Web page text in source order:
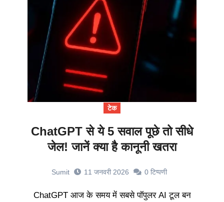
टेक
ChatGPT से ये 5 सवाल पूछे तो सीधे
जेल! जानें क्या है कानूनी खतरा
Sumit 11 जनवरी 2026 0 टिप्पणी
ChatGPT आज के समय में सबसे पॉपुलर AI टूल बन